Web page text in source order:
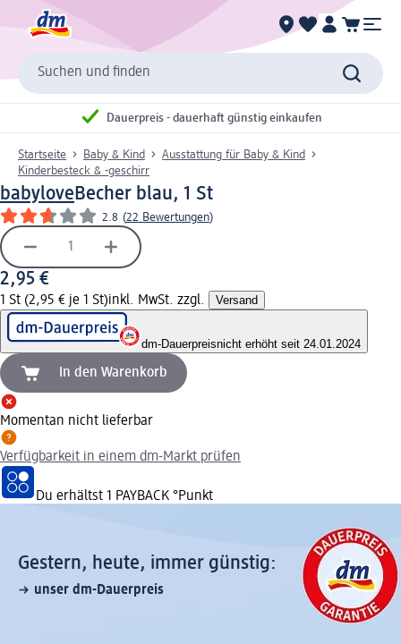
Suchen und finden
Dauerpreis - dauerhaft günstig einkaufen
Startseite Baby & Kind
Ausstattung für Baby & Kind
Kinderbesteck & -geschirr
babyloveBecher blau, 1 St
2.8 (22 Bewertungen)
2,95 €
1 St (2,95 € je 1 St)inkl. MwSt. zzgl. Versand
dm-Dauerpreisnicht erhöht seit 24.01.2024
In den Warenkorb
Momentan nicht lieferbar
Verfügbarkeit in einem dm-Markt prüfen
Du erhältst 1 PAYBACK °Punkt
Gestern, heute, immer günstig:
unser dm-Dauerpreis